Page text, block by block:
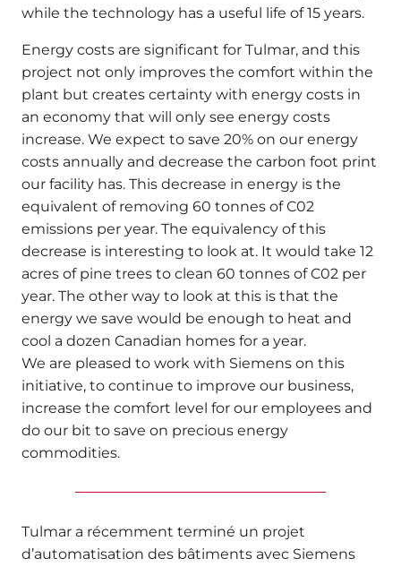
while the technology has a useful life of 15 years.
Energy costs are significant for Tulmar, and this
project not only improves the comfort within the
plant but creates certainty with energy costs in
an economy that will only see energy costs
increase. We expect to save 20% on our energy
costs annually and decrease the carbon foot print
our facility has. This decrease in energy is the
equivalent of removing 60 tonnes of C02
emissions per year. The equivalency of this
decrease is interesting to look at. It would take 12
acres of pine trees to clean 60 tonnes of C02 per
year. The other way to look at this is that the
energy we save would be enough to heat and
cool a dozen Canadian homes for a year.
We are pleased to work with Siemens on this
initiative, to continue to improve our business,
increase the comfort level for our employees and
do our bit to save on precious energy
commodities.
Tulmar a récemment terminé un projet
d’automatisation des bâtiments avec Siemens